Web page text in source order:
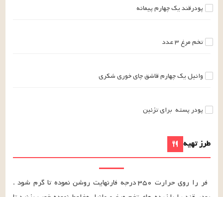
پودرقندیک چهارمپیمانه
تخم مرغ ۳عدد
وانیلیک چهارمقاشق چای خوریشکری
پودر پسته برای تزئین
طرز تهیه